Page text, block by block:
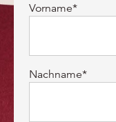
Vorname*
Nachname*